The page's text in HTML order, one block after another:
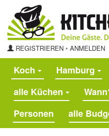
REGISTRIEREN ◦ ANMELDEN
Koch
Hamburg
alle Küchen
alle